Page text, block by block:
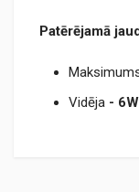
Patērējamā
Vidēja - 6W